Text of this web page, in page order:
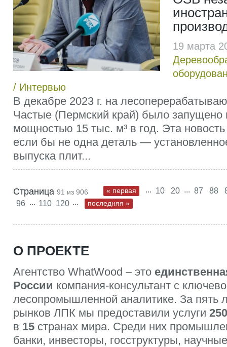
19 марта
/ Интервью
В декабре 2023 г. на
Частые (Пермский край) было запущено
мощностью 15 тыс. м³ в год. Эта
если бы не одна деталь —
выпуска плит...
Страница 91 из 906 « первая ... 10 20 ... 87 88
96 ... 110 120 ... последняя »
О ПРОЕКТЕ
Агентство WhatWood – это
России компания-консультант с
лесопромышленной аналитике. За пять
рынков ЛПК мы предоставили услуги 250
в 15 странах мира. Среди них
банки, инвесторы, госструктуры,